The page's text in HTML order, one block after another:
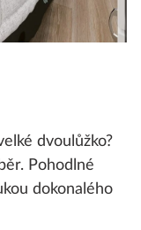
dvoulůžko?
Pohodlné
dokonalého